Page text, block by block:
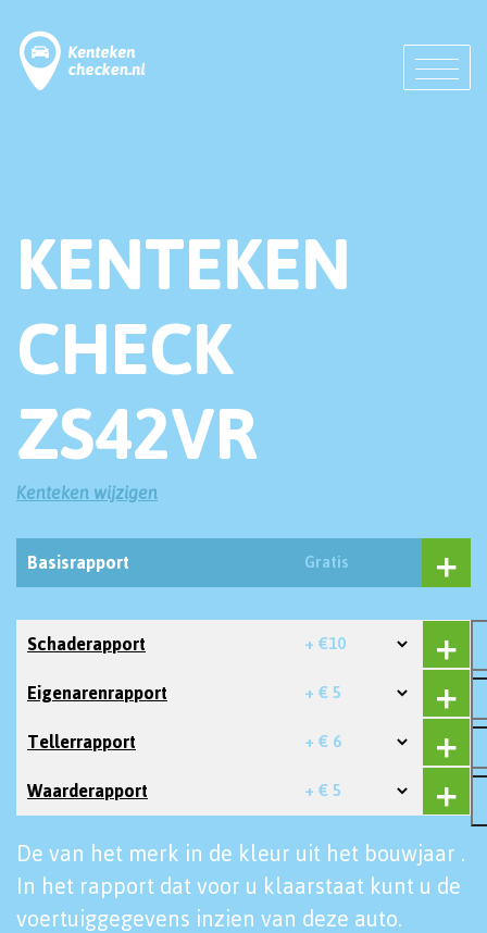
KENTEKEN
CHECK
ZS42VR
Kenteken wijzigen
Basisrapport Gratis
Schaderapport + €10
Eigenarenrapport + € 5
Tellerrapport + € 6
Waarderapport + € 5
De van het merk in de kleur uit het bouwjaar .
In het rapport dat voor u klaarstaat kunt u de
voertuiggegevens inzien van deze auto.